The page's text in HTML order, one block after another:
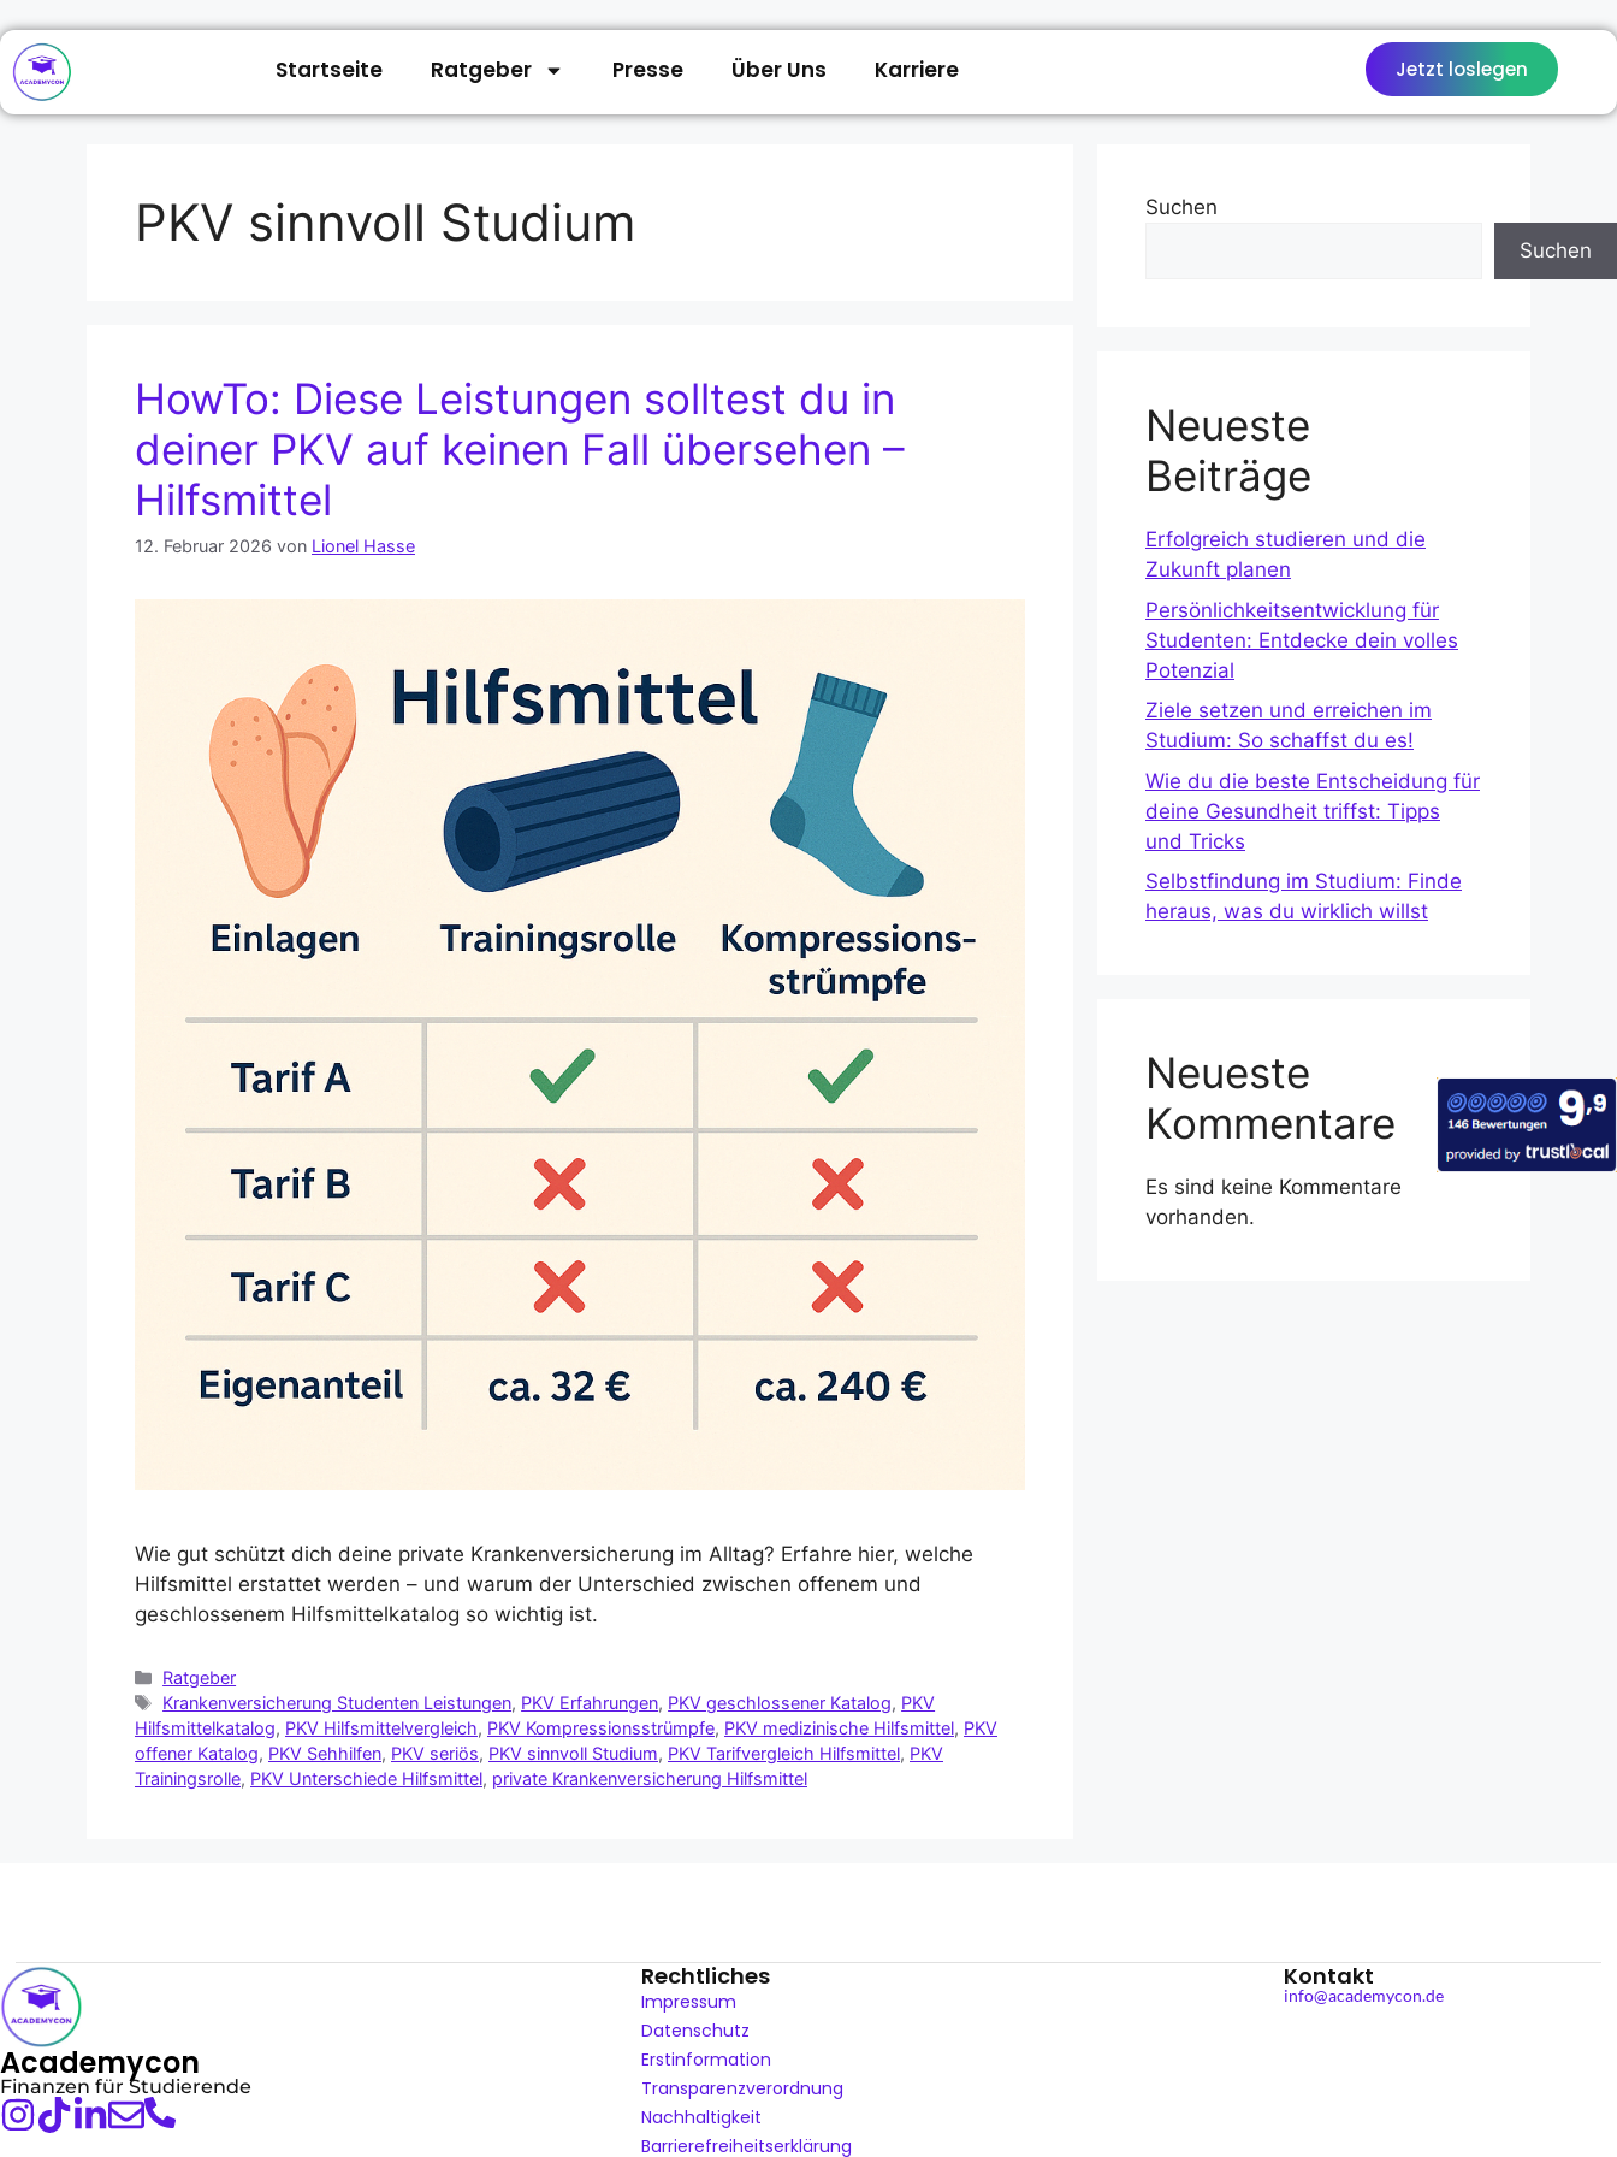
Startseite Ratgeber Presse Über Uns Karriere Jetzt loslegen
PKV sinnvoll Studium
HowTo: Diese Leistungen solltest du in
deiner PKV auf keinen Fall übersehen –
Hilfsmittel
12. Februar 2026 von Lionel Hasse
Wie gut schützt dich deine private Krankenversicherung im Alltag? Erfahre hier, welche
Hilfsmittel erstattet werden – und warum der Unterschied zwischen offenem und
geschlossenem Hilfsmittelkatalog so wichtig ist.
Ratgeber
Krankenversicherung Studenten Leistungen, PKV Erfahrungen, PKV geschlossener Katalog, PKV
Hilfsmittelkatalog, PKV Hilfsmittelvergleich, PKV Kompressionsstrümpfe, PKV medizinische Hilfsmittel, PKV
offener Katalog, PKV Sehhilfen, PKV seriös, PKV sinnvoll Studium, PKV Tarifvergleich Hilfsmittel, PKV
Trainingsrolle, PKV Unterschiede Hilfsmittel, private Krankenversicherung Hilfsmittel
Suchen
Suchen
Neueste
Beiträge
Erfolgreich studieren und die
Zukunft planen
Persönlichkeitsentwicklung für
Studenten: Entdecke dein volles
Potenzial
Ziele setzen und erreichen im
Studium: So schaffst du es!
Wie du die beste Entscheidung für
deine Gesundheit triffst: Tipps
und Tricks
Selbstfindung im Studium: Finde
heraus, was du wirklich willst
Neueste
Kommentare
Es sind keine Kommentare
vorhanden.
Academycon
Finanzen für Studierende
Rechtliches
Impressum
Datenschutz
Erstinformation
Transparenzverordnung
Nachhaltigkeit
Barrierefreiheitserklärung
Kontakt
info@academycon.de